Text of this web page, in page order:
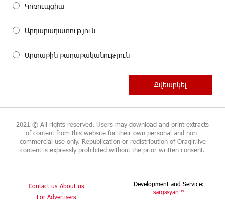
Կոռուպցիա
Արդարադատություն
Արտաքին քաղաքականություն
2021 © All rights reserved. Users may download and print extracts
of content from this website for their own personal and non-
commercial use only. Republication or redistribution of Oragir.live
content is expressly prohibited without the prior written consent.
Contact us About us
For Advertisers
Development and Service:
sargssyan™